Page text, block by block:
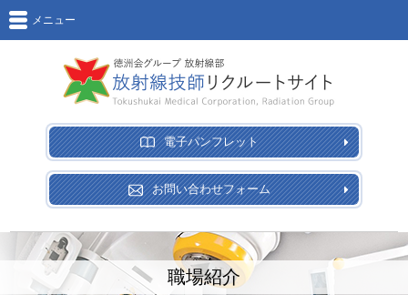
メニュー
電子パンフレット
お問い合わせフォーム
職場紹介